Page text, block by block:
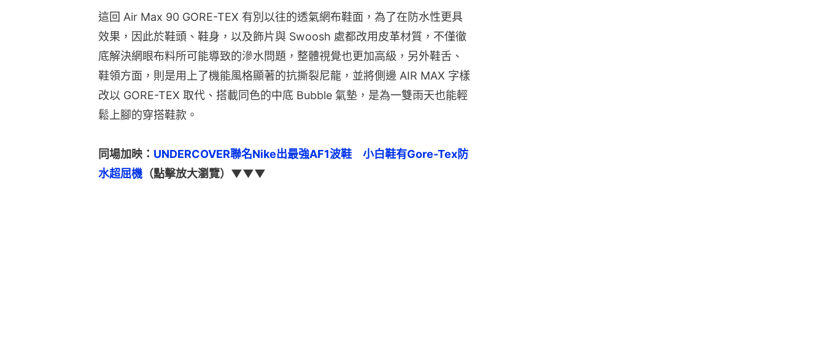
這回 Air Max 90 GORE-TEX 有別以往的透氣網布鞋面，為了在防水性更具
效果，因此於鞋頭、鞋身，以及飾片與 Swoosh 處都改用皮革材質，不僅徹
底解決網眼布料所可能導致的滲水問題，整體視覺也更加高級，另外鞋舌、
鞋領方面，則是用上了機能風格顯著的抗撕裂尼龍，並將側邊 AIR MAX 字樣
改以 GORE-TEX 取代、搭載同色的中底 Bubble 氣墊，是為一雙雨天也能輕
鬆上腳的穿搭鞋款。
同場加映： UNDERCOVER聯名Nike出最強AF1波鞋　小白鞋有Gore-Tex防
水超屈機 （點擊放大瀏覽）▼▼▼